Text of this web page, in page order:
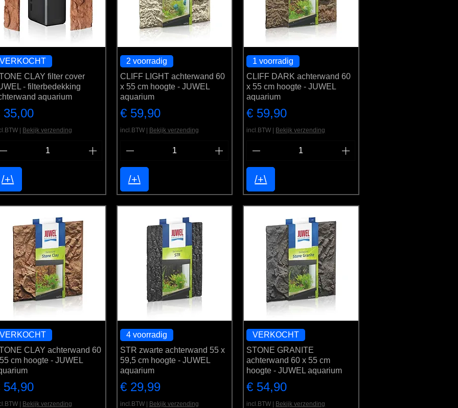
VERKOCHT
CLAY filter cover
- filterbedekking
aquarium
35,00
Bekijk verzending
/+\
2 voorradig
CLIFF LIGHT achterwand 60
x 55 cm hoogte - JUWEL
aquarium
Prijs
€ 59,90
incl.BTW Bekijk verzending
/+\
1 voorradig
CLIFF DARK achterwand 60
x 55 cm hoogte - JUWEL
aquarium
Prijs
€ 59,90
incl.BTW Bekijk verzending
/+\
VERKOCHT
CLAY achterwand 60
cm hoogte - JUWEL
54,90
| Bekijk verzending
4 voorradig
STR zwarte achterwand 55 x
59,5 cm hoogte - JUWEL
aquarium
Prijs
€ 29,99
incl.BTW | Bekijk verzending
VERKOCHT
STONE GRANITE
achterwand 60 x 55 cm
hoogte - JUWEL aquarium
Prijs
€ 54,90
incl.BTW | Bekijk verzending